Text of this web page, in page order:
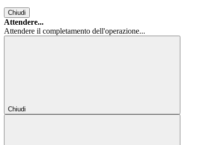
Chiudi
Attendere...
Attendere il completamento dell'operazione...
Chiudi